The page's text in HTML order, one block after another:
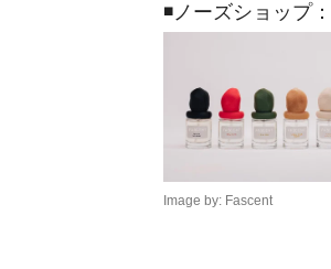
◾️ノーズショップ
Image by: Fascent